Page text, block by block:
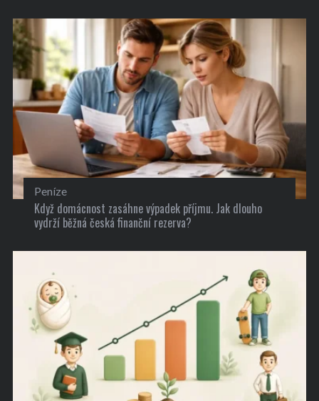
Peníze
Když domácnost zasáhne výpadek příjmu. Jak dlouho
vydrží běžná česká finanční rezerva?